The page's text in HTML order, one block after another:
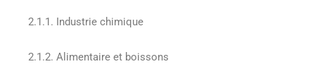
2.1.1. Industrie chimique
2.1.2. Alimentaire et boissons